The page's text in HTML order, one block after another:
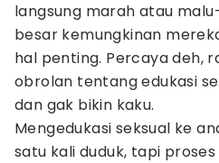
langsung marah atau
besar kemungkinan
hal penting. Percaya deh,
obrolan tentang edukasi
dan gak bikin kaku.
Mengedukasi seksual ke
satu kali duduk, tapi